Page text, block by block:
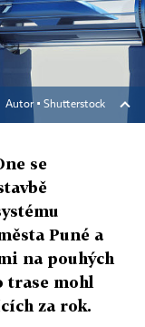
Autor ▪ Shutterstock
se
Puné a
na pouhých
trase mohl
za rok.